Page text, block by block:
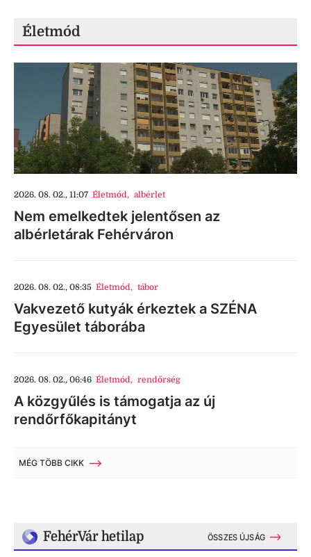
Életmód
2026. 08. 02., 11:07 Életmód, albérlet
Nem emelkedtek jelentősen az
albérletárak Fehérváron
2026. 08. 02., 08:35 Életmód, tábor
Vakvezető kutyák érkeztek a SZÉNA
Egyesület táborába
2026. 08. 02., 06:46 Életmód, rendőrség
A közgyűlés is támogatja az új
rendőrfőkapitányt
MÉG TÖBB CIKK
FehérVár hetilap ÖSSZES ÚJSÁG